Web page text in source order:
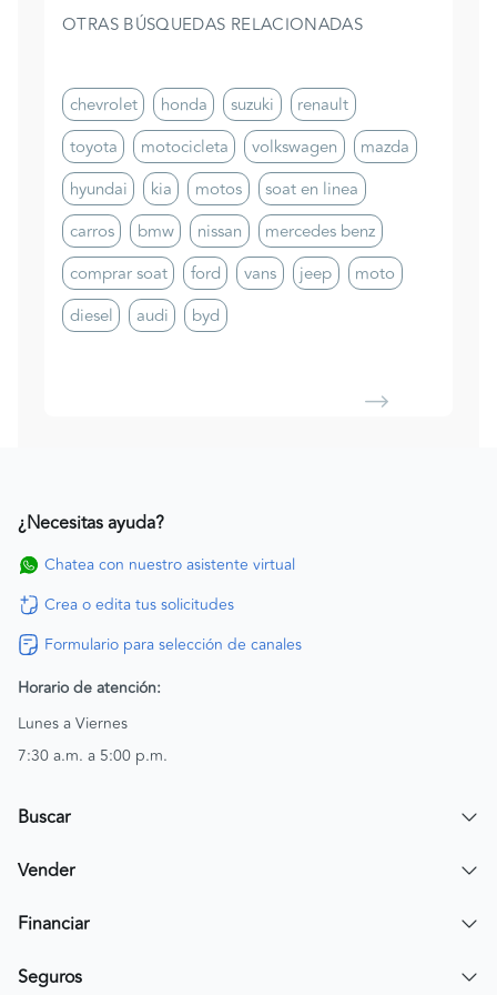
OTRAS BÚSQUEDAS RELACIONADAS
chevrolet honda suzuki
renault
toyota
motocicleta volkswagen
mazda
hyundai
kia motos
soat en linea
carros
bmw nissan
mercedes benz
comprar soat
ford vans jeep
moto
diesel
audi byd
¿Necesitas ayuda?
Chatea con nuestro asistente virtual
Crea o edita tus solicitudes
Formulario para selección de canales
Horario de atención:
Lunes a Viernes
7:30 a.m. a 5:00 p.m.
Buscar
Encuentra un carro
Vender
Publicar mi vehículo
Financiar
Simular crédito
Seguros